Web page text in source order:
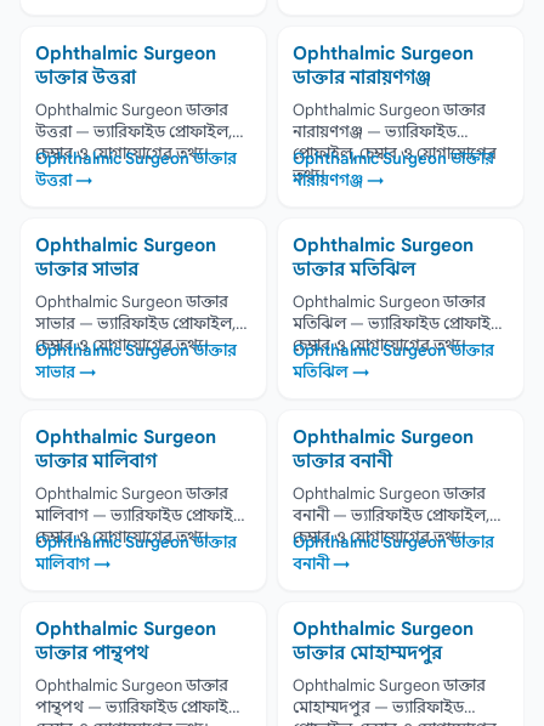
Ophthalmic Surgeon
ডাক্তার উত্তরা
Ophthalmic Surgeon ডাক্তার
উত্তরা — ভ্যারিফাইড প্রোফাইল,
চেম্বার ও যোগাযোগের তথ্য।
Ophthalmic Surgeon ডাক্তার
উত্তরা →
Ophthalmic Surgeon
ডাক্তার নারায়ণগঞ্জ
Ophthalmic Surgeon ডাক্তার
নারায়ণগঞ্জ — ভ্যারিফাইড
প্রোফাইল, চেম্বার ও যোগাযোগের
তথ্য।
Ophthalmic Surgeon ডাক্তার
নারায়ণগঞ্জ →
Ophthalmic Surgeon
ডাক্তার সাভার
Ophthalmic Surgeon ডাক্তার
সাভার — ভ্যারিফাইড প্রোফাইল,
চেম্বার ও যোগাযোগের তথ্য।
Ophthalmic Surgeon ডাক্তার
সাভার →
Ophthalmic Surgeon
ডাক্তার মতিঝিল
Ophthalmic Surgeon ডাক্তার
মতিঝিল — ভ্যারিফাইড প্রোফাইল,
চেম্বার ও যোগাযোগের তথ্য।
Ophthalmic Surgeon ডাক্তার
মতিঝিল →
Ophthalmic Surgeon
ডাক্তার মালিবাগ
Ophthalmic Surgeon ডাক্তার
মালিবাগ — ভ্যারিফাইড প্রোফাইল,
চেম্বার ও যোগাযোগের তথ্য।
Ophthalmic Surgeon ডাক্তার
মালিবাগ →
Ophthalmic Surgeon
ডাক্তার বনানী
Ophthalmic Surgeon ডাক্তার
বনানী — ভ্যারিফাইড প্রোফাইল,
চেম্বার ও যোগাযোগের তথ্য।
Ophthalmic Surgeon ডাক্তার
বনানী →
Ophthalmic Surgeon
ডাক্তার পান্থপথ
Ophthalmic Surgeon ডাক্তার
পান্থপথ — ভ্যারিফাইড প্রোফাইল,
Ophthalmic Surgeon
ডাক্তার মোহাম্মদপুর
Ophthalmic Surgeon ডাক্তার
মোহাম্মদপুর — ভ্যারিফাইড